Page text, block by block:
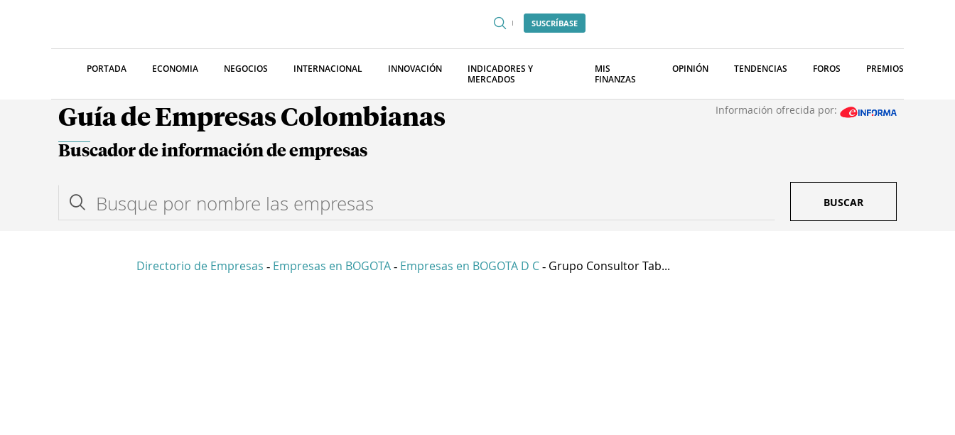
SUSCRÍBASE
PORTADA ECONOMIA NEGOCIOS INTERNACIONAL INNOVACIÓN
INDICADORES Y
MERCADOS
MIS
FINANZAS
OPINIÓN TENDENCIAS FOROS PREMIOS
Guía de Empresas Colombianas Información ofrecida por:
Buscador de información de empresas
BUSCAR
Directorio de Empresas - Empresas en BOGOTA - Empresas en BOGOTA D C - Grupo Consultor Tab...